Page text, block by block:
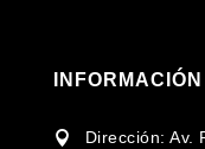

Dirección: Av.